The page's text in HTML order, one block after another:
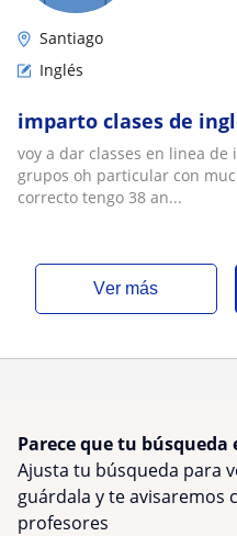
Santiago
Inglés
imparto clases de
voy a dar classes en linea
grupos oh particular con
correcto tengo 38 an...
ver más
Parece que tu búsqueda
Ajusta tu búsqueda para
guárdala y te avisaremos
profesores